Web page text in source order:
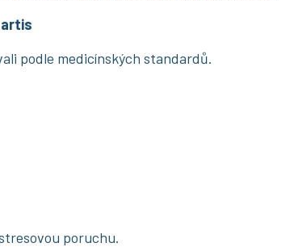
artis
podle medicínských standardů.
poruchu.